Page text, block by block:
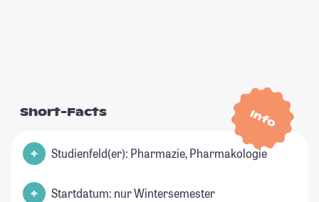
Info
Short-Facts
Studienfeld(er): Pharmazie, Pharmakologie
Startdatum: nur Wintersemester